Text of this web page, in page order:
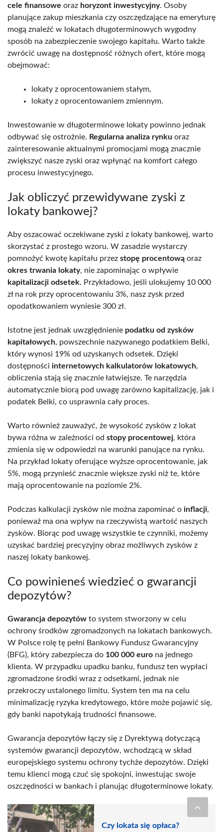
cele finansowe oraz horyzont inwestycyjny. Osoby
planujące zakup mieszkania czy oszczędzające na emeryturę
mogą znaleźć w lokatach długoterminowych wygodny
sposób na zabezpieczenie swojego kapitału. Warto także
zwrócić uwagę na dostępność różnych ofert, które mogą
obejmować:
lokaty z oprocentowaniem stałym,
lokaty z oprocentowaniem zmiennym.
Inwestowanie w długoterminowe lokaty powinno jednak
odbywać się ostrożnie. Regularna analiza rynku oraz
zainteresowanie aktualnymi promocjami mogą znacznie
zwiększyć nasze zyski oraz wpłynąć na komfort całego
procesu inwestycyjnego.
Jak obliczyć przewidywane zyski z
lokaty bankowej?
Aby oszacować oczekiwane zyski z lokaty bankowej, warto
skorzystać z prostego wzoru. W zasadzie wystarczy
pomnożyć kwotę kapitału przez stopę procentową oraz
okres trwania lokaty, nie zapominając o wpływie
kapitalizacji odsetek. Przykładowo, jeśli ulokujemy 10 000
zł na rok przy oprocentowaniu 3%, nasz zysk przed
opodatkowaniem wyniesie 300 zł.
Istotne jest jednak uwzględnienie podatku od zysków
kapitałowych, powszechnie nazywanego podatkiem Belki,
który wynosi 19% od uzyskanych odsetek. Dzięki
dostępności internetowych kalkulatorów lokatowych,
obliczenia stają się znacznie łatwiejsze. Te narzędzia
automatycznie biorą pod uwagę zarówno kapitalizację, jak i
podatek Belki, co usprawnia cały proces.
Warto również zauważyć, że wysokość zysków z lokat
bywa różna w zależności od stopy procentowej, która
zmienia się w odpowiedzi na warunki panujące na rynku.
Na przykład lokaty oferujące wyższe oprocentowanie, jak
5%, mogą przynieść znacznie większe zyski niż te, które
mają oprocentowanie na poziomie 2%.
Podczas kalkulacji zysków nie można zapominać o inflacji,
ponieważ ma ona wpływ na rzeczywistą wartość naszych
zysków. Biorąc pod uwagę wszystkie te czynniki, możemy
uzyskać bardziej precyzyjny obraz możliwych zysków z
naszej lokaty bankowej.
Co powinieneś wiedzieć o gwarancji
depozytów?
Gwarancja depozytów to system stworzony w celu
ochrony środków zgromadzonych na lokatach bankowych.
W Polsce rolę tę pełni Bankowy Fundusz Gwarancyjny
(BFG), który zabezpiecza do 100 000 euro na jednego
klienta. W przypadku upadku banku, fundusz ten wypłaci
zgromadzone środki wraz z odsetkami, jednak nie
przekroczy ustalonego limitu. System ten ma na celu
minimalizację ryzyka kredytowego, które może pojawić się,
gdy banki napotykają trudności finansowe.
Gwarancja depozytów łączy się z Dyrektywą dotyczącą
systemów gwarancji depozytów, wchodzącą w skład
europejskiego systemu ochrony tychże depozytów. Dzięki
temu klienci mogą czuć się spokojni, inwestując swoje
oszczędności w bankach i planując długoterminowe lokaty.
Czy lokata się opłaca?